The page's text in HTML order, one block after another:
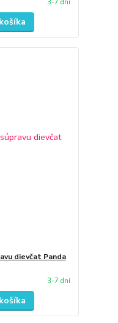
3-7 dní
dievčat Panda
3-7 dní